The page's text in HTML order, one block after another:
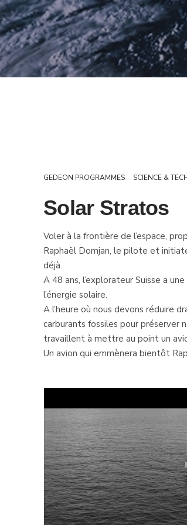
GEDEON PROGRAMMES SCIENCE &
Solar Stratos
Voler à la frontière de l’espace,
Raphaël Domjan, le pilote et
déjà.
A 48 ans, l’explorateur Suisse a
l’énergie solaire.
A l’heure où nous devons réduire
carburants fossiles pour préserver
travaillent à mettre au point un
Un avion qui emmènera bientôt